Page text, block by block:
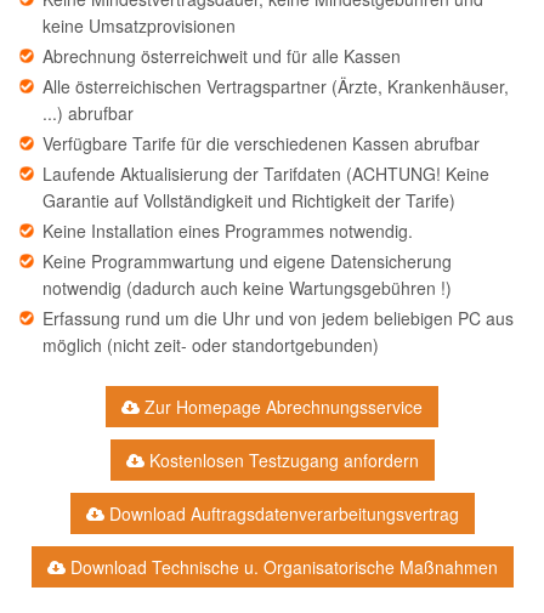
keine Umsatzprovisionen
Abrechnung österreichweit und für alle Kassen
Alle österreichischen Vertragspartner (Ärzte, Krankenhäuser,
...) abrufbar
Verfügbare Tarife für die verschiedenen Kassen abrufbar
Laufende Aktualisierung der Tarifdaten (ACHTUNG! Keine
Garantie auf Vollständigkeit und Richtigkeit der Tarife)
Keine Installation eines Programmes notwendig.
Keine Programmwartung und eigene Datensicherung
notwendig (dadurch auch keine Wartungsgebühren !)
Erfassung rund um die Uhr und von jedem beliebigen PC aus
möglich (nicht zeit- oder standortgebunden)
Zur Homepage Abrechnungsservice
Kostenlosen Testzugang anfordern
Download Auftragsdatenverarbeitungsvertrag
Download Technische u. Organisatorische Maßnahmen